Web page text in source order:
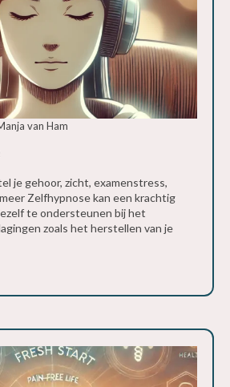
van Ham
je gehoor, zicht, examenstress,
Zelfhypnose kan een krachtig
te ondersteunen bij het
zoals het herstellen van je